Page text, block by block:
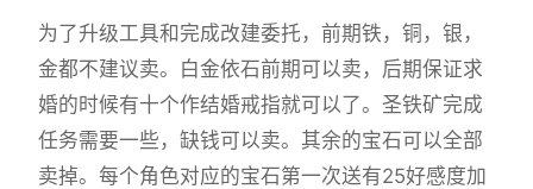
为了升级工具和完成改建委托，前期铁，铜，银，
金都不建议卖。白金依石前期可以卖，后期保证求
婚的时候有十个作结婚戒指就可以了。圣铁矿完成
任务需要一些，缺钱可以卖。其余的宝石可以全部
卖掉。每个角色对应的宝石第一次送有25好感度加